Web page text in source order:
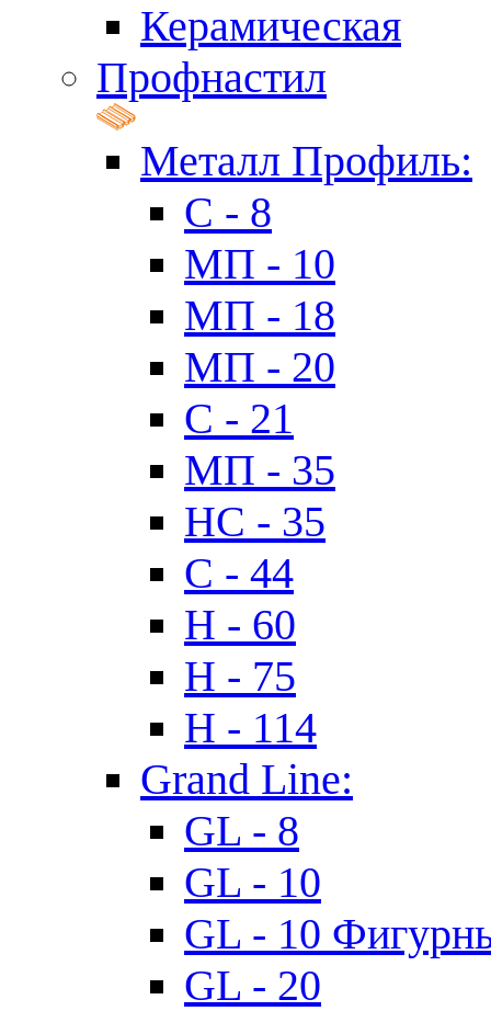
Керамическая
Профнастил
Металл Профиль:
C - 8
МП - 10
МП - 18
МП - 20
C - 21
МП - 35
HC - 35
C - 44
H - 60
H - 75
H - 114
Grand Line:
GL - 8
GL - 10
GL - 10
GL - 20